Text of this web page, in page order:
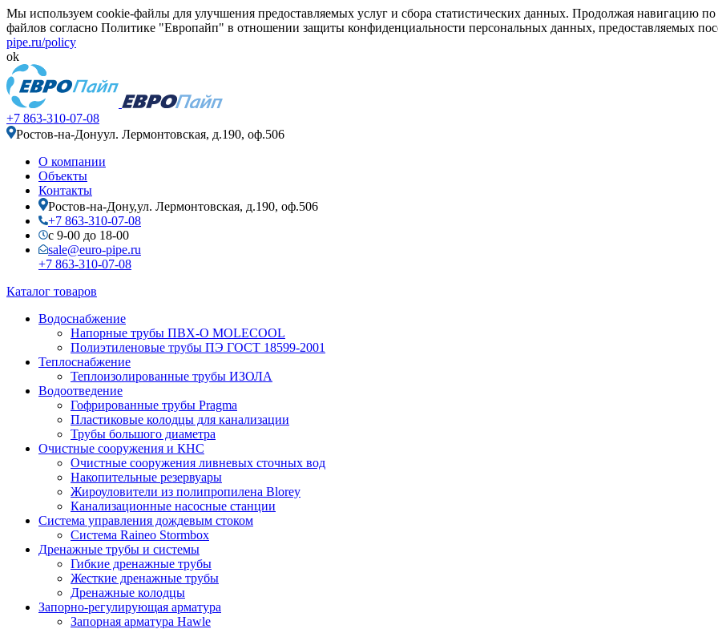
Мы используем cookie-файлы для улучшения предоставляемых услуг и сбора статистических данных. Продолжая навигацию по
файлов согласно Политике "Европайп" в отношении защиты конфиденциальности персональных данных, предоставляемых
pipe.ru/policy
ok
+7 863-310-07-08
Ростов-на-Донуул. Лермонтовская, д.190, оф.506
О компании
Объекты
Контакты
Ростов-на-Дону,ул. Лермонтовская, д.190, оф.506
+7 863-310-07-08
с 9-00 до 18-00
sale@euro-pipe.ru
+7 863-310-07-08
Каталог товаров
Водоснабжение
Напорные трубы ПВХ-О MOLECOOL
Полиэтиленовые трубы ПЭ ГОСТ 18599-2001
Теплоснабжение
Теплоизолированные трубы ИЗОЛА
Водоотведение
Гофрированные трубы Pragma
Пластиковые колодцы для канализации
Трубы большого диаметра
Очистные сооружения и КНС
Очистные сооружения ливневых сточных вод
Накопительные резервуары
Жироуловители из полипропилена Blorey
Канализационные насосные станции
Система управления дождевым стоком
Система Raineo Stormbox
Дренажные трубы и системы
Гибкие дренажные трубы
Жесткие дренажные трубы
Дренажные колодцы
Запорно-регулирующая арматура
Запорная арматура Hawle